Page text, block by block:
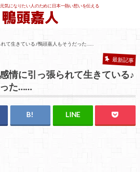
気になりたい人のために日本一熱い想いを伝える
て生きている♪鴨頭嘉人もそうだった……
最新記事
情に引っ張られて生きている♪
た……